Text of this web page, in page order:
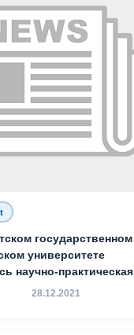
государственном
университете
научно-практическая
магистрантов
28.12.2021